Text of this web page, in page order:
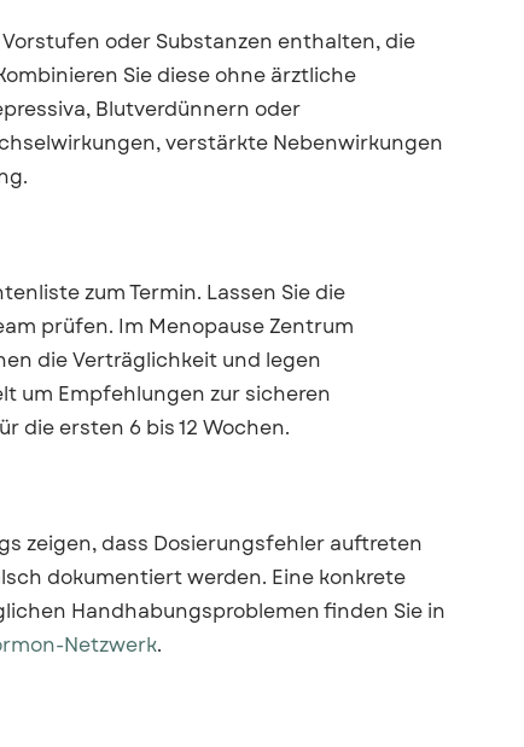
oder Substanzen enthalten, die
Sie diese ohne ärztliche
Blutverdünnern oder
verstärkte Nebenwirkungen
zum Termin. Lassen Sie die
prüfen. Im Menopause Zentrum
die Verträglichkeit und legen
um Empfehlungen zur sicheren
die ersten 6 bis 12 Wochen.
zeigen, dass Dosierungsfehler auftreten
dokumentiert werden. Eine konkrete
Handhabungsproblemen finden Sie in
Netzwerk.